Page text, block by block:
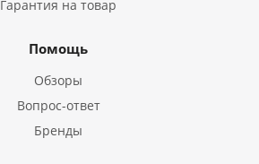
Гарантия на товар
Помощь
Обзоры
Вопрос-ответ
Бренды